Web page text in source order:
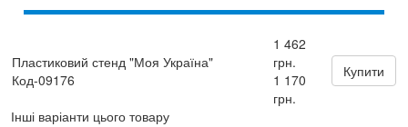
: Потішило, що можна замовити
табличку за індивідуальним ескізом!
Пластиковий стенд "Моя Україна"
Код-09176
1 462
грн.
1 170
грн.
Купити
Інші варіанти цього товару